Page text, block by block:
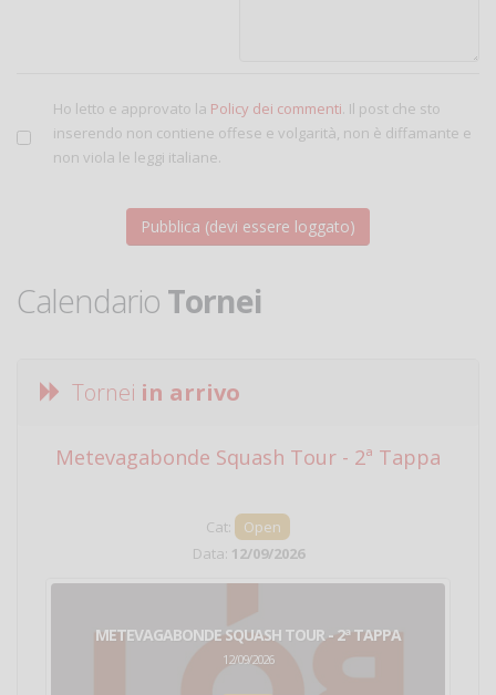
Ho letto e approvato la Policy dei commenti . Il post che sto
inserendo non contiene offese e volgarità, non è diffamante e
non viola le leggi italiane.
Calendario Tornei
Tornei in arrivo
Metevagabonde Squash Tour - 2ª Tappa
Cat:
Open
Data: 12/09/2026
METEVAGABONDE SQUASH TOUR - 2ª TAPPA
12/09/2026